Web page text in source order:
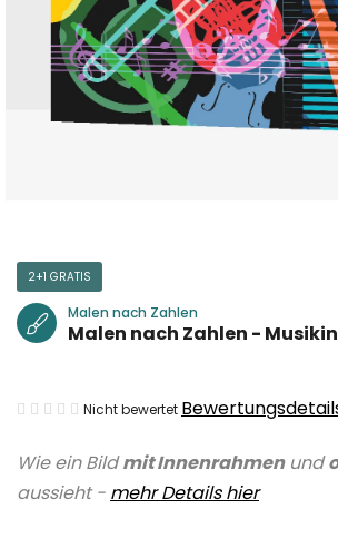
Wie ein Bildmit Innenrahmenund
aussieht - mehr Details hier
2+1 GRATIS
Malen nach Zahlen
Malen nach Zahlen -
Die
Produktbewertung
ist
Nicht bewertet